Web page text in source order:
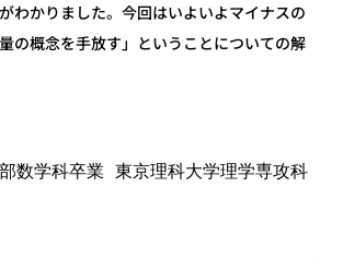
わかりました。今回はいよいよマイナスの
の概念を手放す」ということについての解
数学科卒業 東京理科大学理学専攻科